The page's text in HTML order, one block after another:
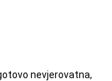
nevjerovatna,